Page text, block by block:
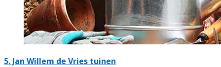
5. Jan Willem de Vries tuinen